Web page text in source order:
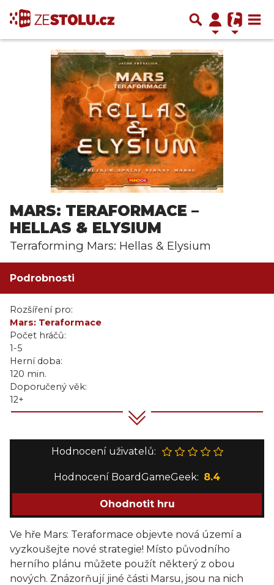
MARS: TERAFORMACE –
HELLAS & ELYSIUM
Terraforming Mars: Hellas & Elysium
Podrobnosti
Rozšíření pro:
Mars: Teraformace
Počet hráčů:
1-5
Herní doba:
120 min.
Doporučený věk:
12+
Hodnocení uživatelů:
Hodnocení BoardGameGeek: 8.4
Ohodnotit hru
Ve hře Mars: Teraformace objevte nová území a
vyzkoušejte nové strategie! Místo původního
herního plánu můžete použít některý z obou
nových. Znázorňují jiné části Marsu, jsou na nich